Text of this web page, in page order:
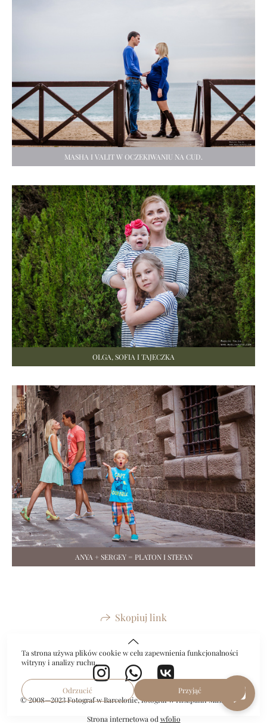
MASHA I VALIT W OCZEKIWANIU NA CUD.
OLGA, SOFIA I TAJECZKA
ANYA + SERGEY = PLATON I STEFAN
Skopiuj link
© 2008—2023 Fotograf w Barcelonie, fotograf w Hiszpanii Maslik Yulia
Strona internetowa od wfolio
Ta strona używa plików cookie w celu zapewnienia funkcjonalności
witryny i analizy ruchu.
Odrzucić Przyjąć